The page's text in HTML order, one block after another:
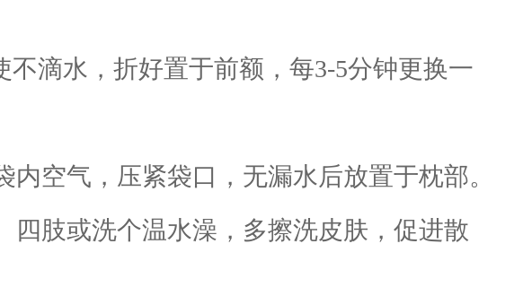
水，折好置于前额，每3-5分钟更换一
空气，压紧袋口，无漏水后放置于枕部。
肢或洗个温水澡，多擦洗皮肤，促进散